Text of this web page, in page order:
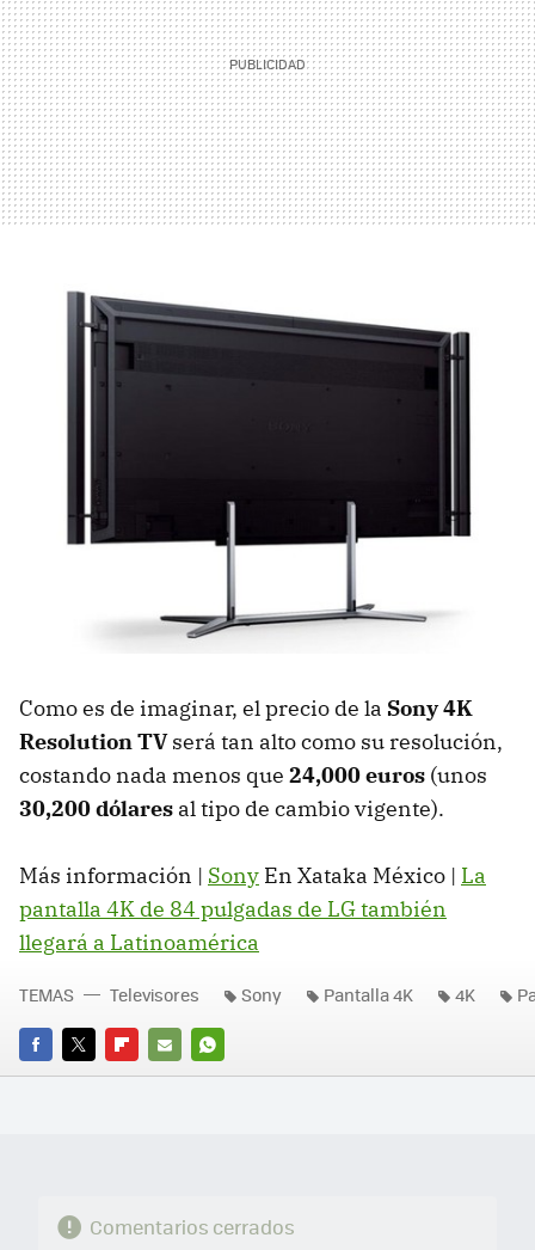
Como es de imaginar, el precio de la Sony 4K
Resolution TVserá tan alto como su resolución,
costando nada menos que 24,000 euros (unos
30,200 dólares al tipo de cambio vigente).
Más información | Sony En Xataka México | La
pantalla 4K de 84 pulgadas de LG también
llegará a Latinoamérica
FACEBOOK
TWITTERFLIPBOARD
E-
WHATSAPP
TEMAS Televisores Sony Pantalla 4K 4K
Comentarios cerrados